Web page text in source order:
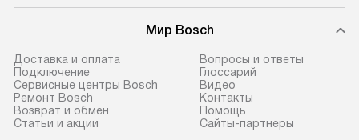
Мир Bosch
Доставка и оплата
Подключение
Сервисные центры Bosch
Ремонт Bosch
Возврат и обмен
Статьи и акции
Вопросы и ответы
Глоссарий
Видео
Контакты
Помощь
Сайты-партнеры